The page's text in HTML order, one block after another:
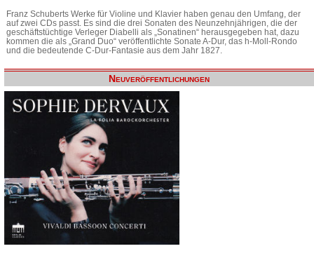
Franz Schuberts Werke für Violine und Klavier haben genau den Umfang, der
auf zwei CDs passt. Es sind die drei Sonaten des Neunzehnjährigen, die der
geschäftstüchtige Verleger Diabelli als „Sonatinen“ herausgegeben hat, dazu
kommen die als „Grand Duo“ veröffentlichte Sonate A-Dur, das h-Moll-Rondo
und die bedeutende C-Dur-Fantasie aus dem Jahr 1827.
Neuveröffentlichungen